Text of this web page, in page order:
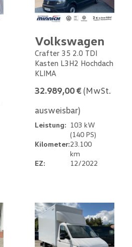
Volkswagen
Crafter 35 2.0 TDI
Kasten L3H2 Hochdach
KLIMA
32.989,00 € (MwSt.
ausweisbar)
Leistung: 103 kW
(140 PS)
Kilometer:23.100
km
EZ:
12/2022